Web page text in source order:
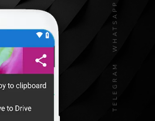
TELEGRAM
WHATSAPP